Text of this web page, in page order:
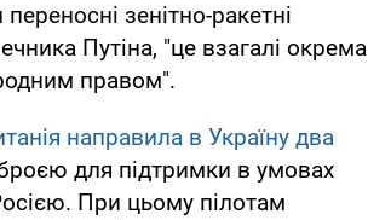
зенітно-ракетні
Путіна, "це взагалі окрема
правом".
направила в Україну два
для підтримки в умовах
При цьому пілотам